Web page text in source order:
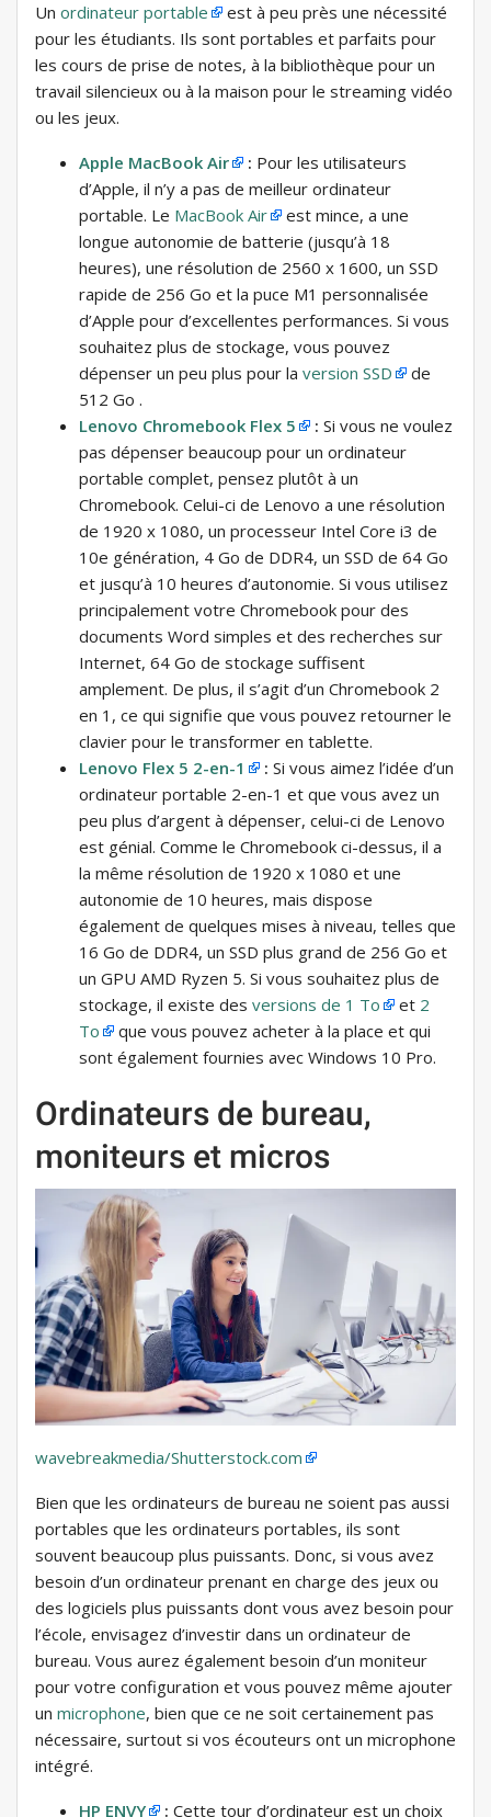
Un ordinateur portable
est à peu près une nécessité
pour les étudiants. Ils sont portables et parfaits pour
les cours de prise de notes, à la bibliothèque pour un
travail silencieux ou à la maison pour le streaming vidéo
ou les jeux.
Apple MacBook Air : Pour les utilisateurs
d’Apple, il n’y a pas de meilleur ordinateur
portable. Le MacBook Air
est mince, a une
longue autonomie de batterie (jusqu’à 18
heures), une résolution de 2560 x 1600, un SSD
rapide de 256 Go et la puce M1 personnalisée
d’Apple pour d’excellentes performances. Si vous
souhaitez plus de stockage, vous pouvez
dépenser un peu plus pour la version SSD
de
512 Go .
Lenovo Chromebook Flex 5
: Si vous ne voulez
pas dépenser beaucoup pour un ordinateur
portable complet, pensez plutôt à un
Chromebook. Celui-ci de Lenovo a une résolution
de 1920 x 1080, un processeur Intel Core i3 de
10e génération, 4 Go de DDR4, un SSD de 64 Go
et jusqu’à 10 heures d’autonomie. Si vous utilisez
principalement votre Chromebook pour des
documents Word simples et des recherches sur
Internet, 64 Go de stockage suffisent
amplement. De plus, il s’agit d’un Chromebook 2
en 1, ce qui signifie que vous pouvez retourner le
clavier pour le transformer en tablette.
Lenovo Flex 5 2-en-1
: Si vous aimez l’idée d’un
ordinateur portable 2-en-1 et que vous avez un
peu plus d’argent à dépenser, celui-ci de Lenovo
est génial. Comme le Chromebook ci-dessus, il a
la même résolution de 1920 x 1080 et une
autonomie de 10 heures, mais dispose
également de quelques mises à niveau, telles que
16 Go de DDR4, un SSD plus grand de 256 Go et
un GPU AMD Ryzen 5. Si vous souhaitez plus de
stockage, il existe des versions de 1 To et 2
To
que vous pouvez acheter à la place et qui
sont également fournies avec Windows 10 Pro.
Ordinateurs de bureau,
moniteurs et micros
wavebreakmedia/Shutterstock.com
Bien que les ordinateurs de bureau ne soient pas aussi
portables que les ordinateurs portables, ils sont
souvent beaucoup plus puissants. Donc, si vous avez
besoin d’un ordinateur prenant en charge des jeux ou
des logiciels plus puissants dont vous avez besoin pour
l’école, envisagez d’investir dans un ordinateur de
bureau. Vous aurez également besoin d’un moniteur
pour votre configuration et vous pouvez même ajouter
un microphone, bien que ce ne soit certainement pas
nécessaire, surtout si vos écouteurs ont un microphone
intégré.
HP ENVY : Cette tour d’ordinateur est un choix